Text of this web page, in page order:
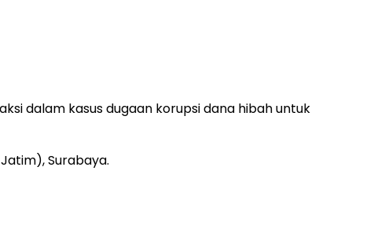
dalam kasus dugaan korupsi dana hibah untuk
Surabaya.